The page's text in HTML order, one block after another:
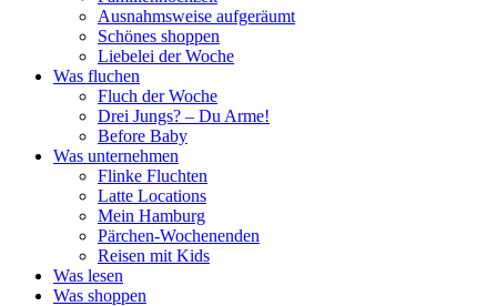
Ausnahmsweise aufgeräumt
Schönes shoppen
Liebelei der Woche
Was fluchen
Fluch der Woche
Drei Jungs? – Du Arme!
Before Baby
Was unternehmen
Flinke Fluchten
Latte Locations
Mein Hamburg
Pärchen-Wochenenden
Reisen mit Kids
Was lesen
Was shoppen